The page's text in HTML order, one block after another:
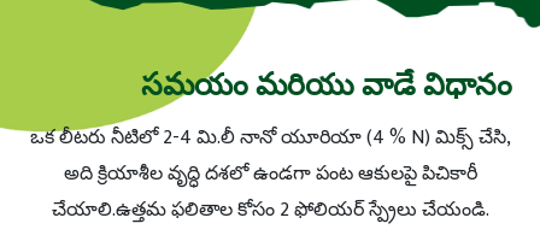
సమయం మరియు వాడే విధానం
ఒక లీటరు నీటిలో 2-4 మి.లీ నానో యూరియా (4 % N) మిక్స్ చేసి,
అది క్రియాశీల వృద్ధి దశలో ఉండగా పంట ఆకులపై పిచికారీ
చేయాలి.ఉత్తమ ఫలితాల కోసం 2 ఫోలియర్ స్ప్రేలు చేయండి.